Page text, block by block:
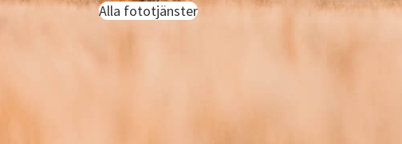
Alla fototjänster